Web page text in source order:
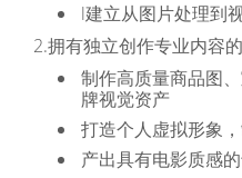
l建立从图片处理到
2.拥有独立创作专业内容
制作高质量商品图
牌视觉资产
打造个人虚拟形象
产出具有电影质感